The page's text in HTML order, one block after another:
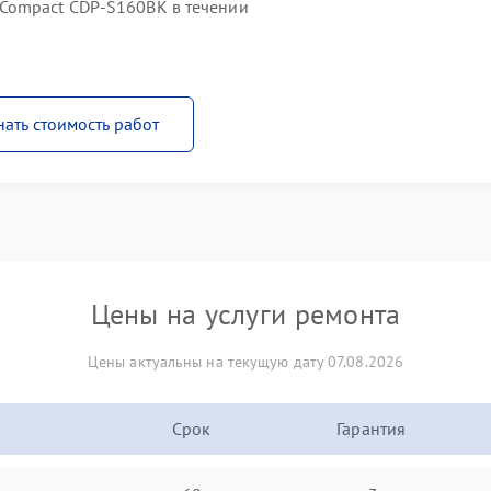
CDP-S160BK в течении
стоимость работ
Цены на услуги ремонта
Цены актуальны на текущую дату 07.08.2026
Срок Гарантия